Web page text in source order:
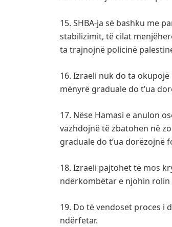
15. SHBA-ja së bashku me
stabilizimit, të cilat
ta trajnojnë policinë
16. Izraeli nuk do ta
mënyrë graduale do t’ua
17. Nëse Hamasi e anulon
vazhdojnë të zbatohen në
graduale do t’ua dorëzojnë
18. Izraeli pajtohet të mos
ndërkombëtar e njohin
19. Do të vendoset proces i
ndërfetar.